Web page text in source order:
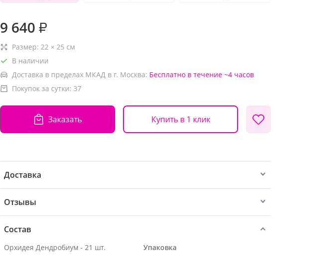
9 640 ₽
Размер: 22 × 25 см
В наличии
Доставка в пределах МКАД в г. Москва: Бесплатно в течение ~4 часов
Покупок за сутки: 37
Заказать Купить в 1 клик
Доставка
Отзывы
Состав
Орхидея Дендробиум - 21 шт.
Упаковка